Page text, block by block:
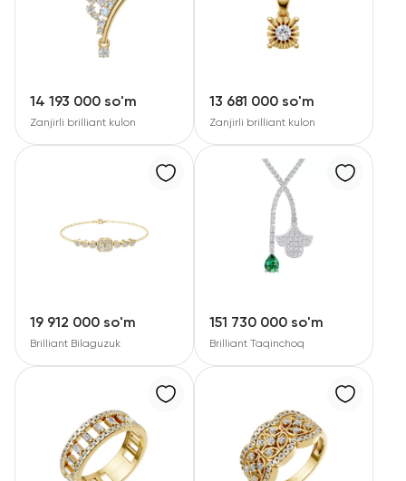
14 193 000 so'm
Zanjirli brilliant kulon
13 681 000 so'm
Zanjirli brilliant kulon
19 912 000 so'm
Brilliant Bilaguzuk
151 730 000 so'm
Brilliant Taqinchoq